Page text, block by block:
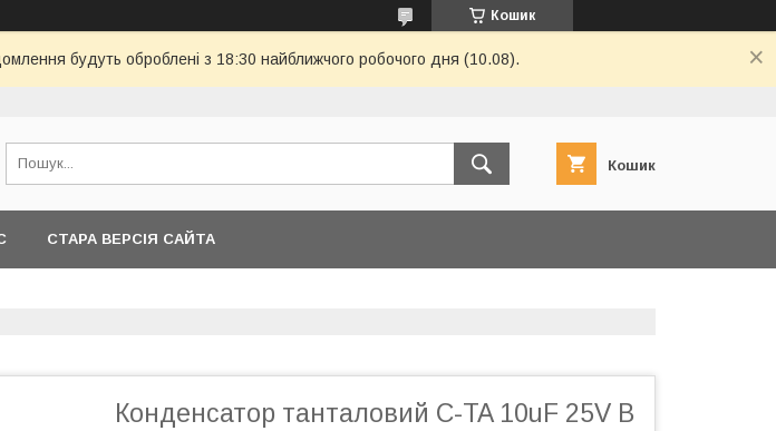
Кошик
будуть оброблені з 18:30 найближчого робочого дня (10.08).
Кошик
СТАРА ВЕРСІЯ САЙТА
Конденсатор танталовий C-TA 10uF 25V B